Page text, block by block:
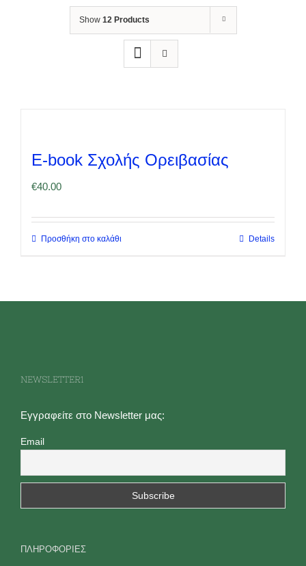
Show 12 Products
E-book Σχολής Ορειβασίας
€40.00
Προσθήκη στο καλάθι Details
NEWSLETTER1
Εγγραφείτε στο Newsletter μας:
Email
ΠΛΗΡΟΦΟΡΙΕΣ